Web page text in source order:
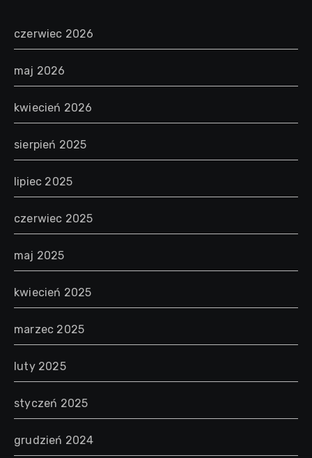
czerwiec 2026
maj 2026
kwiecień 2026
sierpień 2025
lipiec 2025
czerwiec 2025
maj 2025
kwiecień 2025
marzec 2025
luty 2025
styczeń 2025
grudzień 2024